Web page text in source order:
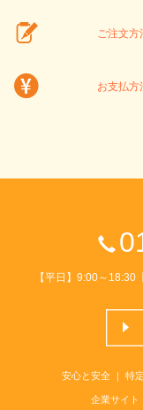
ご注文方
お支払方
【平日】9:00～
安心と安全｜ 特
企業サイト